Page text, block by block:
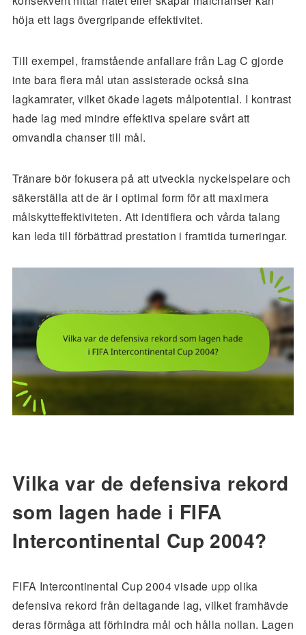
höja ett lags övergripande effektivitet.
Till exempel, framstående anfallare från Lag C gjorde
inte bara flera mål utan assisterade också sina
lagkamrater, vilket ökade lagets målpotential. I kontrast
hade lag med mindre effektiva spelare svårt att
omvandla chanser till mål.
Tränare bör fokusera på att utveckla nyckelspelare och
säkerställa att de är i optimal form för att maximera
målskytteffektiviteten. Att identifiera och vårda talang
kan leda till förbättrad prestation i framtida turneringar.
Vilka var de defensiva rekord
som lagen hade i FIFA
Intercontinental Cup 2004?
FIFA Intercontinental Cup 2004 visade upp olika
defensiva rekord från deltagande lag, vilket framhävde
deras förmåga att förhindra mål och hålla nollan. Lagen